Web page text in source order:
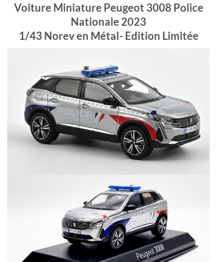
Voiture Miniature Peugeot 3008 Police
Nationale 2023
1/43 Norev en Métal- Edition Limitée